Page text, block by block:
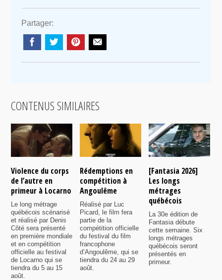
Partager:
CONTENUS SIMILAIRES
Violence du corps
de l’autre en
primeur à Locarno
Le long métrage
québécois scénarisé
et réalisé par Denis
Côté sera présenté
en première mondiale
et en compétition
officielle au festival
de Locarno qui se
tiendra du 5 au 15
août.
Rédemptions en
compétition à
Angoulême
Réalisé par Luc
Picard, le film fera
partie de la
compétition officielle
du festival du film
francophone
d’Angoulême, qui se
tiendra du 24 au 29
août.
[Fantasia 2026]
Les longs
métrages
québécois
La 30e édition de
Fantasia débute
cette semaine. Six
longs métrages
québécois seront
présentés en
primeur.